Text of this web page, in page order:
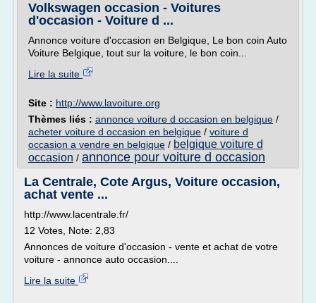
Volkswagen occasion - Voitures
d'occasion - Voiture d ...
Annonce voiture d'occasion en Belgique, Le bon coin Auto
Voiture Belgique, tout sur la voiture, le bon coin...
Lire la suite
Site : http://www.lavoiture.org
Thèmes liés : annonce voiture d occasion en belgique /
acheter voiture d occasion en belgique / voiture d
occasion a vendre en belgique / belgique voiture d
occasion / annonce pour voiture d occasion
La Centrale, Cote Argus, Voiture occasion,
achat vente ...
http://www.lacentrale.fr/
12 Votes, Note: 2,83
Annonces de voiture d'occasion - vente et achat de votre
voiture - annonce auto occasion....
Lire la suite